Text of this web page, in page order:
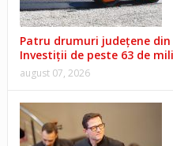
Patru drumuri județene
Investiții de peste 63 de
august 07, 2026